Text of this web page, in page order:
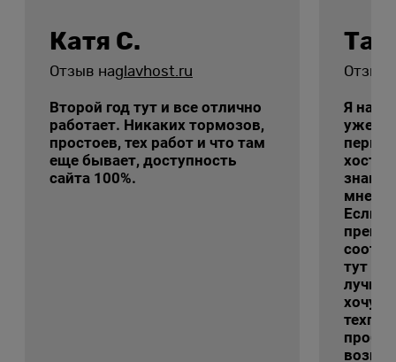
Катя С.
Отзыв наglavhost.ru
Второй год тут и все отлично
работает. Никаких тормозов,
простоев, тех работ и что там
еще бывает, доступность
сайта 100%.
Отзыв
Я на
уже с
мне
Если
тут
хочу